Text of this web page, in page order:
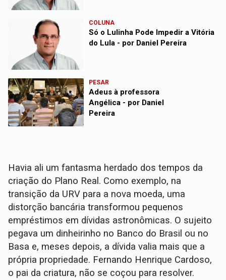
COLUNA
Só o Lulinha Pode Impedir a Vitória
do Lula - por Daniel Pereira
PESAR
Adeus à professora
Angélica - por Daniel
Pereira
Havia ali um fantasma herdado dos tempos da
criação do Plano Real. Como exemplo, na
transição da URV para a nova moeda, uma
distorção bancária transformou pequenos
empréstimos em dívidas astronômicas. O sujeito
pegava um dinheirinho no Banco do Brasil ou no
Basa e, meses depois, a dívida valia mais que a
própria propriedade. Fernando Henrique Cardoso,
o pai da criatura, não se coçou para resolver.